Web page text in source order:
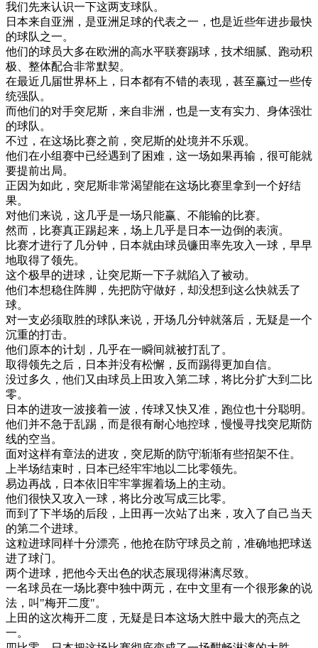
我们先来认识一下这两支球队。
日本来自亚洲 ， 是亚洲 足球的代表之一 ， 也是近些年进步最快
的球队之一。
他们的球员大多在欧洲 的高水平联赛踢球 ， 技术细腻、 跑动积
极、 整体配合非常默契。
在最近几届世界杯上 ， 日本都有不错的表现 ， 甚至赢过一些传
统强队。
而他们的对手突尼斯 ， 来自非洲 ， 也是一支有实力 、 身体强壮
的球队。
不过 ， 在这场比赛之前 ， 突尼斯的处境并不乐观。
他们在小组赛中已经遇到 了 困难 ， 这一场如果再输 ， 很可能就
要提前出局。
正因为如此 ， 突尼斯非常渴望能在这场比赛里拿到 一个好结
果。
对他们来说 ， 这几乎是一场只能赢、 不能输的比赛。
然而 ， 比赛真正踢起来 ， 场上几乎是 日本一边倒 的表演。
比赛才进行了 几分钟 ， 日本就由球员镰田率先攻入一球 ， 早早
地取得了领先。
这个极早的进球 ， 让突尼斯一下子就陷入了被动。
他们本想稳住阵脚 ， 先把防守做好 ， 却没想到 这么快就丢了
球。
对一支必须取胜的球队来说 ， 开场几分钟就落后 ， 无疑是一个
沉重的打击。
他们原本的计划 ， 几乎在一瞬间就被打乱了。
取得领先之后 ， 日本并没有松懈 ， 反而踢得更加自信。
没过多久 ， 他们又由球员上田攻入第二球 ， 将比分扩大到 二比
零。
日本的进攻一波接着一波 ， 传球又快又准 ， 跑位也十分聪明。
他们并不急于乱踢 ， 而是很有耐心地控球 ，慢慢寻找突尼斯防
线的空当。
面对这样有章法的进攻 ， 突尼斯的防守渐渐有些招架不住。
上半场结束时 ， 日本已经牢牢地以二比零领先。
易边再战 ， 日本依旧牢牢掌握着场上的主动。
他们很快又攻入一球 ， 将比分改写成三比零。
而到了下半场的后段 ， 上田再一次站了出来 ， 攻入了 自己当天
的第二个进球。
这粒进球同样十分漂亮 ， 他抢在防守球员之前 ， 准确地把球送
进了球门。
两个进球 ， 把他今天出色的状态展现得淋漓尽致。
一名球员在一场比赛中独中两元 ， 在中文里有一个很形象的说
法 ， 叫 "梅开二度"。
上田 的这次梅开二度 ， 无疑是 日本这场大胜中最大的亮点之
一。